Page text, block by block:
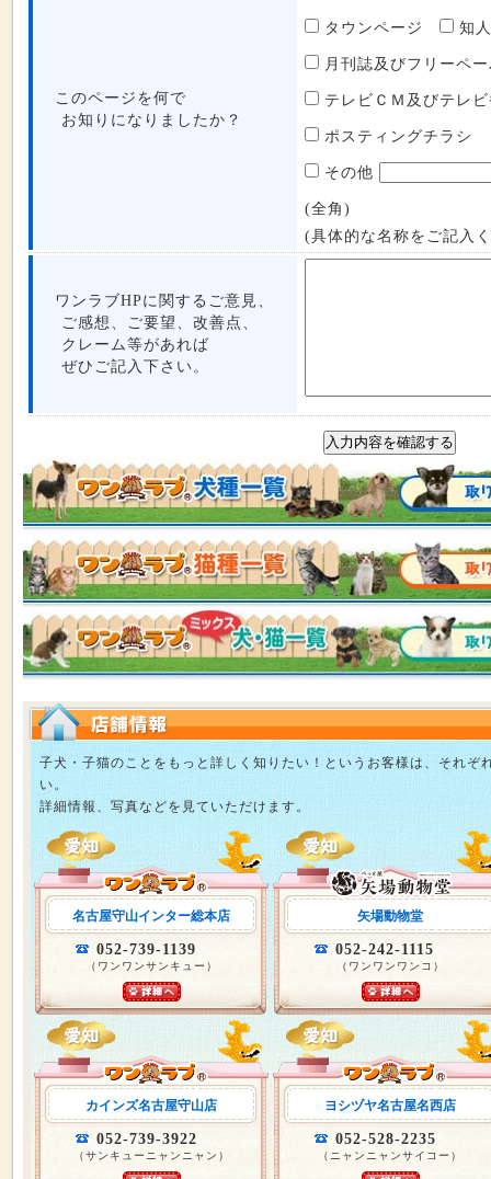
このページを何で
お知りになりましたか？
タウンページ 知
月刊誌及びフリー
テレビＣＭ及びテ
ポスティングチラシ
その他
(全角)
(具体的な名称をご記入
ワンラブHPに関するご意見、
ご感想、ご要望、改善点、
クレーム等があれば
ぜひご記入下さい。
子犬・子猫のことをもっと詳しく知りたい！というお客様は、それぞ
い。
詳細情報、写真などを見ていただけます。
名古屋守山インター総本店
052-739-1139
（ワンワンサンキュー）
矢場動物堂
052-242-1115
（ワンワンワンコ）
カインズ名古屋守山店
052-739-3922
（サンキューニャンニャン）
ヨシヅヤ名古屋名西店
052-528-2235
（ニャンニャンサイコー）